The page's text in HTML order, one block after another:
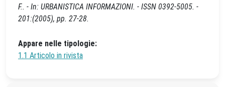
F.. - In: URBANISTICA INFORMAZIONI. - ISSN 0392-5005. -
201:(2005), pp. 27-28.
Appare nelle tipologie:
1.1 Articolo in rivista